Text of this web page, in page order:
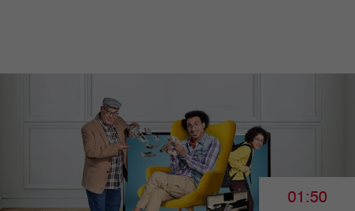
01:50